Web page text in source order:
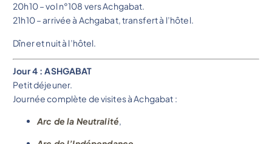
20h10 – vol n°108 vers Achgabat.
21h10 – arrivée à Achgabat, transfert à l’hôtel.
Dîner et nuit à l’hôtel.
Jour 4 : ASHGABAT
Petit déjeuner.
Journée complète de visites à Achgabat :
Arc de la Neutralité,